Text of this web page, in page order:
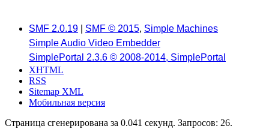
SMF 2.0.19 SMF © 2015, Simple Machines
Simple Audio Video Embedder
SimplePortal 2.3.6 © 2008-2014, SimplePortal
XHTML
RSS
Sitemap XML
Мобильная версия
Страница сгенерирована за 0.041 секунд. Запросов: 26.